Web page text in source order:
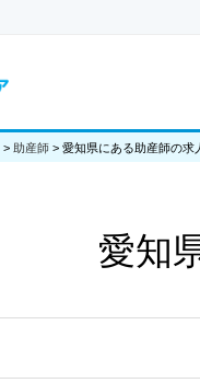
> 助産師 > 愛知県にある助産師の求
愛知